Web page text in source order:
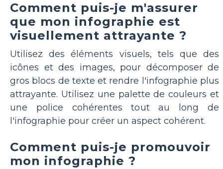
Comment puis-je m'assurer
que mon infographie est
visuellement attrayante ?
Utilisez des éléments visuels, tels que des
icônes et des images, pour décomposer de
gros blocs de texte et rendre l'infographie plus
attrayante. Utilisez une palette de couleurs et
une police cohérentes tout au long de
l'infographie pour créer un aspect cohérent.
Comment puis-je promouvoir
mon infographie ?